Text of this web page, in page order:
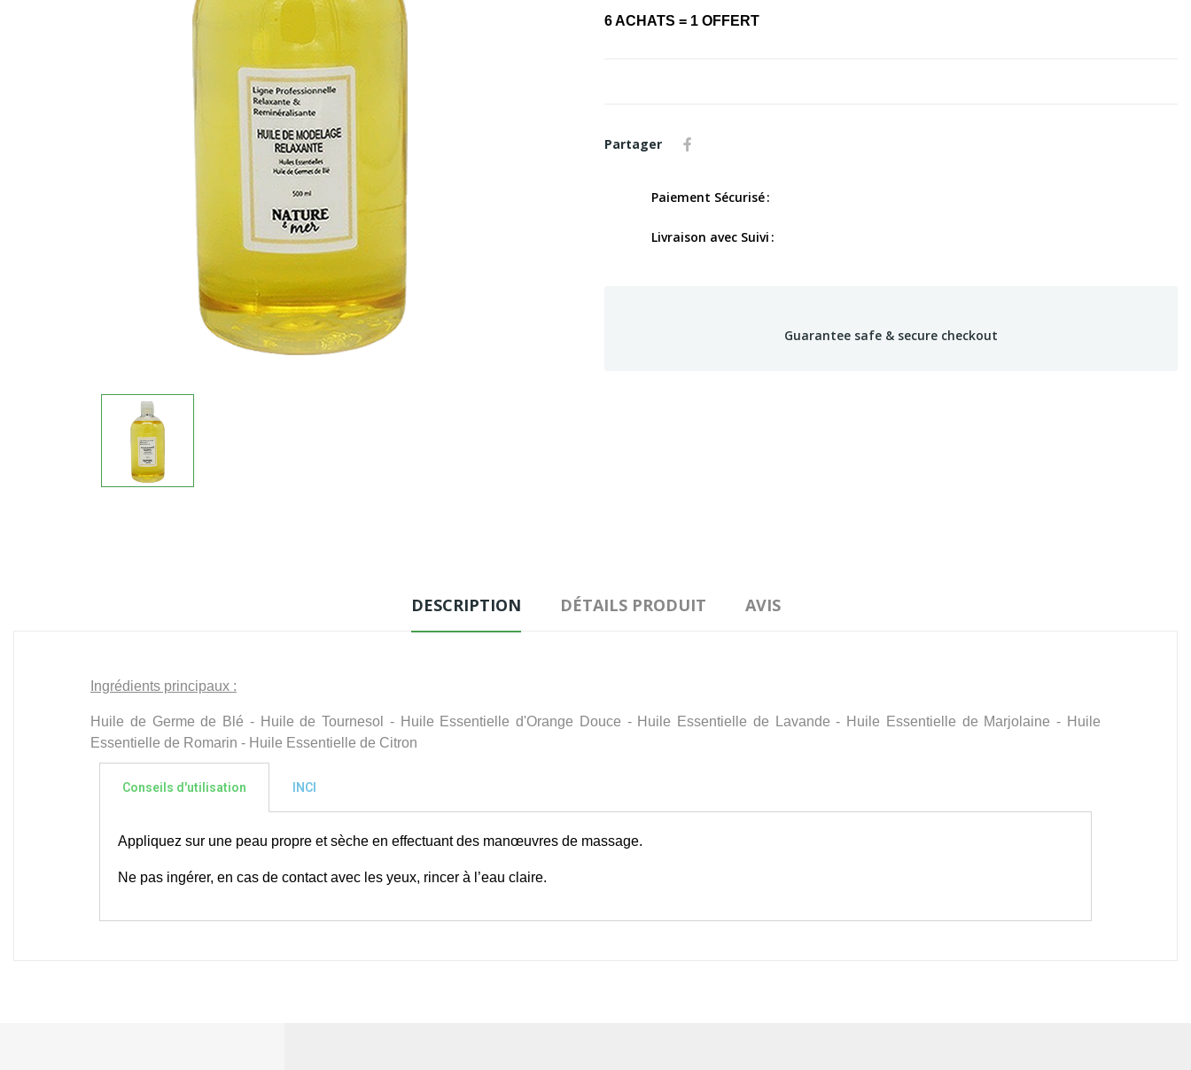
6 ACHATS = 1 OFFERT
Partager
Paiement Sécurisé
Livraison avec Suivi
Guarantee safe & secure checkout
DESCRIPTION DÉTAILS PRODUIT AVIS
Ingrédients principaux :
Huile de Germe de Blé - Huile de Tournesol - Huile Essentielle d'Orange Douce - Huile Essentielle de Lavande - Huile Essentielle de Marjolaine - Huile
Essentielle de Romarin - Huile Essentielle de Citron
Conseils d'utilisation INCI
Appliquez sur une peau propre et sèche en effectuant des manœuvres de massage.
Ne pas ingérer, en cas de contact avec les yeux, rincer à l’eau claire.